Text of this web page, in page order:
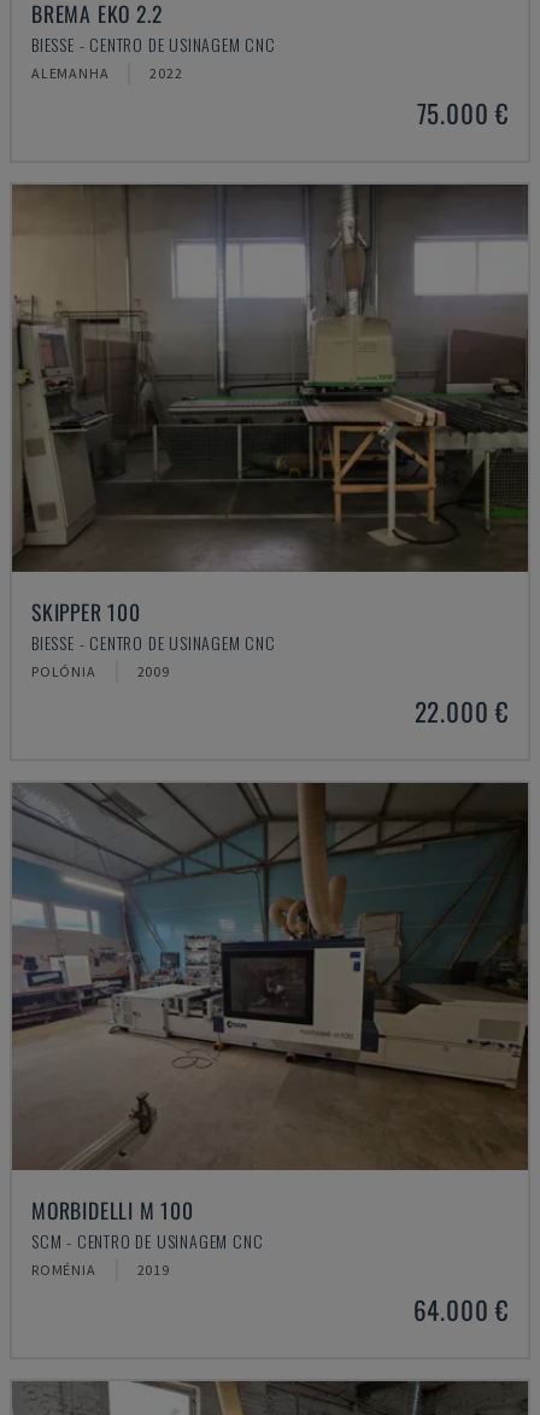
BREMA EKO 2.2
BIESSE - CENTRO DE USINAGEM CNC
ALEMANHA 2022
75.000 €
SKIPPER 100
BIESSE - CENTRO DE USINAGEM CNC
POLÓNIA 2009
22.000 €
MORBIDELLI M 100
SCM - CENTRO DE USINAGEM CNC
ROMÉNIA 2019
64.000 €